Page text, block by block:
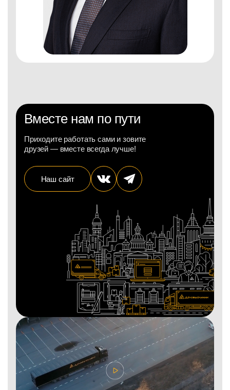
Вместе нам по пути
Приходите работать сами и зовите
друзей — вместе всегда лучше!
Наш сайт